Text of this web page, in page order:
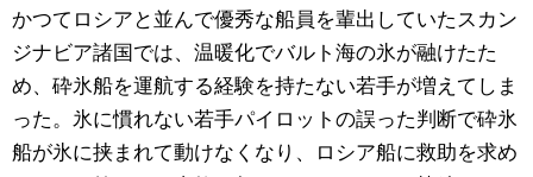
かつてロシアと並んで優秀な船員を輩出していたスカン
ジナビア諸国では、温暖化でバルト海の氷が融けたた
め、砕氷船を運航する経験を持たない若手が増えてしま
った。氷に慣れない若手パイロットの誤った判断で砕氷
船が氷に挟まれて動けなくなり、ロシア船に救助を求め